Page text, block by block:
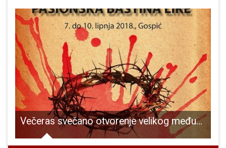
Večeras svečano otvorenje velikog međunarodnog simpozija “Pasionska baština Like”